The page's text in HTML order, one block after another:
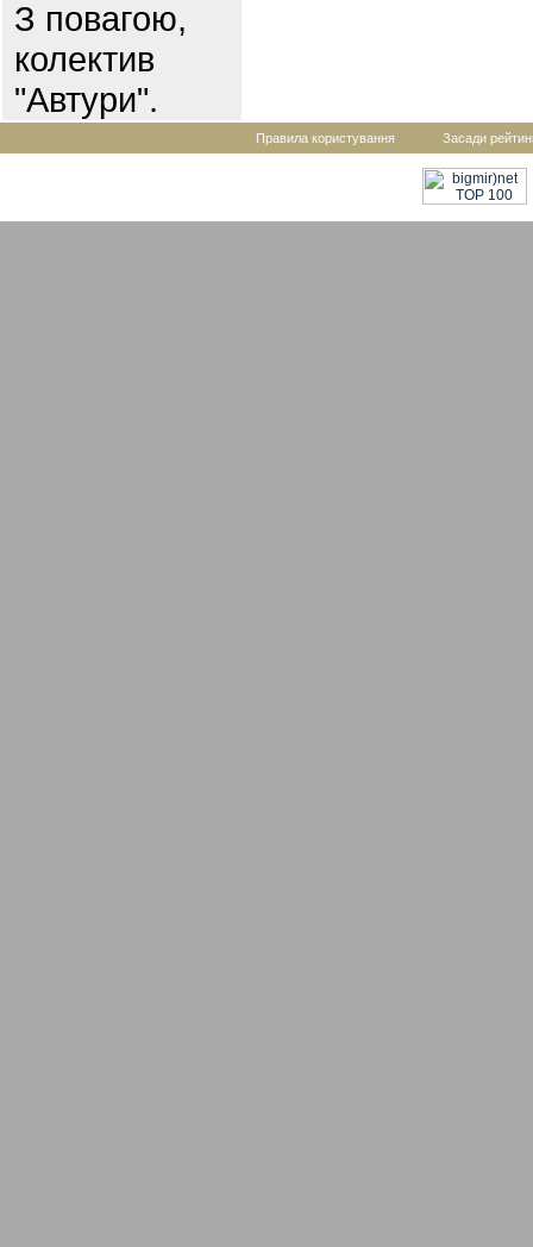
З повагою,
колектив
"Автури".
Правила користування Засади